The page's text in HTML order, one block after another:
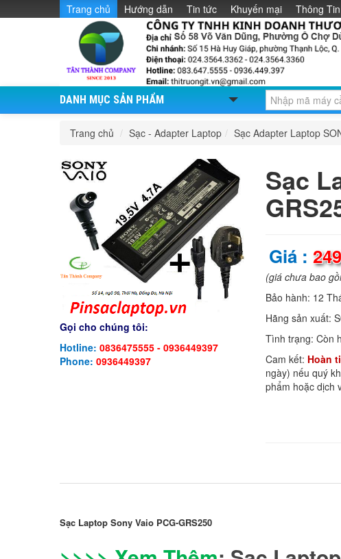
Trang chủ Hướng dẫn Tin tức Khuyến mại Thông
DANH MỤC SẢN PHẨM
Trang chủ / Sạc - Adapter Laptop / Sạc Adapter Laptop
Gọi cho chúng tôi:
Hotline: 0836475555 - 0936449397
Phone: 0936449397
Sạc
Giá :
(giá chưa bao
Bảo hành: 12
Hãng sản xuất:
Tình trạng: Còn
Cam kết: Hoàn
ngày) nếu quý
phẩm hoặc dịch
Sạc Laptop Sony Vaio PCG-GRS250